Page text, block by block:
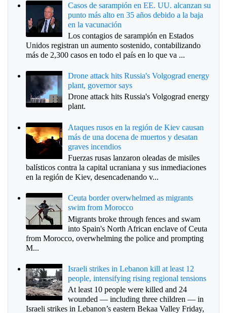
Casos de sarampión en EE. UU. alcanzan su
punto más alto en 35 años debido a la baja
en la vacunación
Los contagios de sarampión en Estados
Unidos registran un aumento sostenido, contabilizando
más de 2,300 casos en todo el país en lo que va ...
Drone attack hits Russia's Volgograd energy
plant, governor says
Drone attack hits Russia's Volgograd energy
plant.
Ataques rusos en la región de Kiev causan
más de una docena de muertos y desatan
graves incendios
Fuerzas rusas lanzaron oleadas de misiles
balísticos contra la capital ucraniana y sus inmediaciones
en la región de Kiev, desencadenando v...
Ceuta border overwhelmed as migrants
swim from Morocco
Migrants broke through fences and swam
into Spain's North African enclave of Ceuta
from Morocco, overwhelming the police and prompting
M...
Israeli strikes in Lebanon kill at least 12
people, intensifying rising regional tensions
At least 10 people were killed and 24
wounded — including three children — in
Israeli strikes in Lebanon’s eastern Bekaa Valley Friday,